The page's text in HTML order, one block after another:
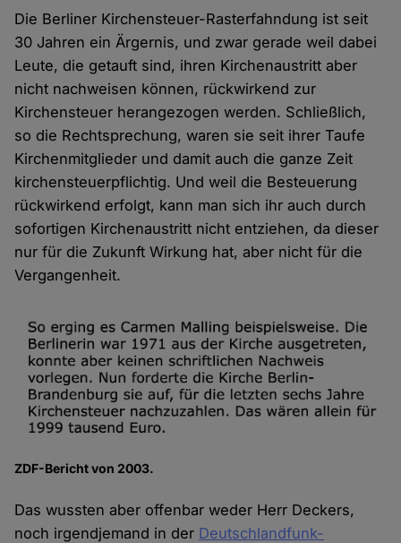
Die Berliner Kirchensteuer-Rasterfahndung ist seit
30 Jahren ein Ärgernis, und zwar gerade weil dabei
Leute, die getauft sind, ihren Kirchenaustritt aber
nicht nachweisen können, rückwirkend zur
Kirchensteuer herangezogen werden. Schließlich,
so die Rechtsprechung, waren sie seit ihrer Taufe
Kirchenmitglieder und damit auch die ganze Zeit
kirchensteuerpflichtig. Und weil die Besteuerung
rückwirkend erfolgt, kann man sich ihr auch durch
sofortigen Kirchenaustritt nicht entziehen, da dieser
nur für die Zukunft Wirkung hat, aber nicht für die
Vergangenheit.
ZDF-Bericht von 2003.
Das wussten aber offenbar weder Herr Deckers,
noch irgendjemand in der Deutschlandfunk-
Cookies